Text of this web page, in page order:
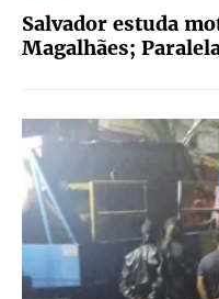
Salvador estuda
Magalhães;